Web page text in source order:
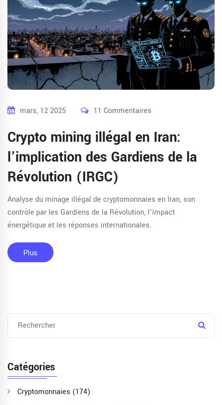
mars, 12 2025 11 Commentaires
Crypto mining illégal en Iran:
l’implication des Gardiens de la
Révolution (IRGC)
Analyse du minage illégal de cryptomonnaies en Iran, son
contrôle par les Gardiens de la Révolution, l’impact
énergétique et les réponses internationales.
Plus
Catégories
Cryptomonnaies (174)